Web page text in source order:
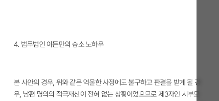
4. 법무법인 이든만의 승소 노하우
본 사안의 경우, 위와 같은 억울한 사정에도 불구하고 판결을 받게 될 경
우, 남편 명의의 적극재산이 전혀 없는 상황이었으므로 제3자인 시부모